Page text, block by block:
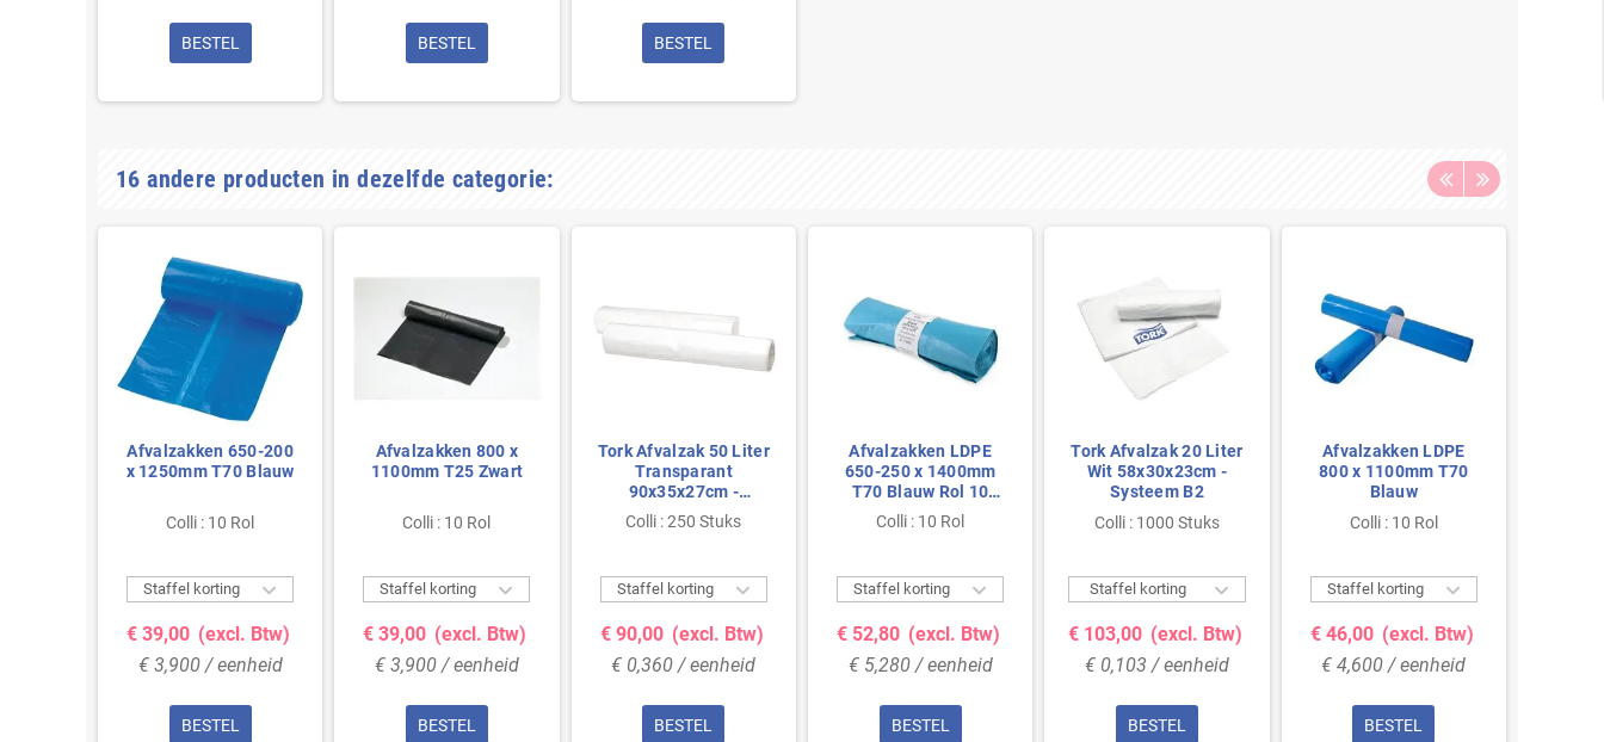
BESTEL BESTEL BESTEL
16 andere producten in dezelfde categorie:
Afvalzakken 650-200
x 1250mm T70 Blauw
Colli : 10 Rol
Staffel korting 
€ 39,00 (excl. Btw)
€ 3,900 / eenheid
BESTEL
Afvalzakken 800 x
1100mm T25 Zwart
Colli : 10 Rol
Staffel korting 
€ 39,00 (excl. Btw)
€ 3,900 / eenheid
BESTEL
Tork Afvalzak 50 Liter
Transparant
90x35x27cm -
Systeem B1
Colli : 250 Stuks
Staffel korting 
€ 90,00 (excl. Btw)
€ 0,360 / eenheid
BESTEL
Afvalzakken LDPE
650-250 x 1400mm
T70 Blauw Rol 10
stuks
Colli : 10 Rol
Staffel korting 
€ 52,80 (excl. Btw)
€ 5,280 / eenheid
BESTEL
Tork Afvalzak 20 Liter
Wit 58x30x23cm -
Systeem B2
Colli : 1000 Stuks
Staffel korting 
€ 103,00 (excl. Btw)
€ 0,103 / eenheid
BESTEL
Afvalzakken LDPE
800 x 1100mm T70
Blauw
Colli : 10 Rol
Staffel korting 
€ 46,00 (excl. Btw)
€ 4,600 / eenheid
BESTEL